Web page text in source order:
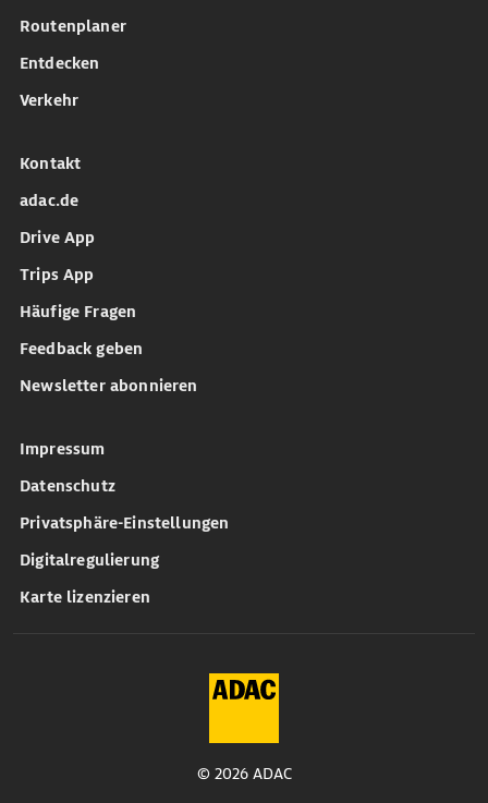
Routenplaner
Entdecken
Verkehr
Kontakt
adac.de
Drive App
Trips App
Häufige Fragen
Feedback geben
Newsletter abonnieren
Impressum
Datenschutz
Privatsphäre-Einstellungen
Digitalregulierung
Karte lizenzieren
© 2026 ADAC